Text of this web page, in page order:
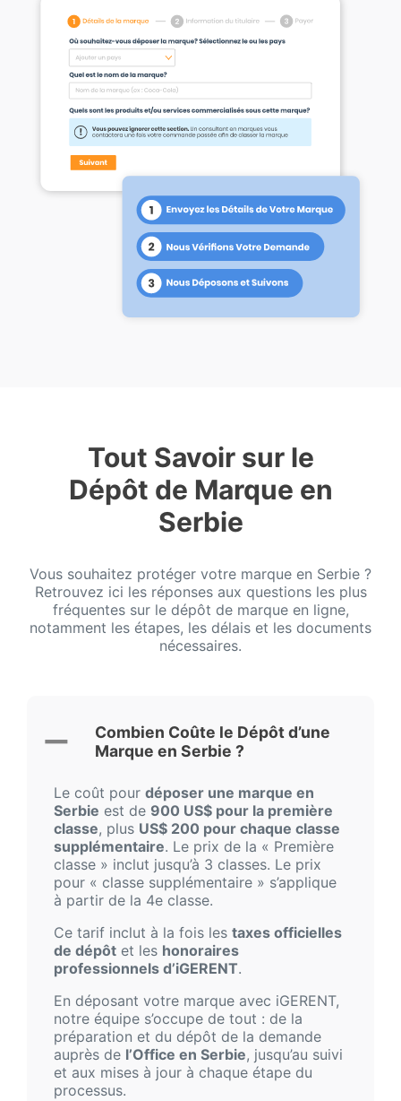
Tout Savoir sur le
Dépôt de Marque en
Serbie
Vous souhaitez protéger votre marque en Serbie ?
Retrouvez ici les réponses aux questions les plus
fréquentes sur le dépôt de marque en ligne,
notamment les étapes, les délais et les documents
nécessaires.
Combien Coûte le Dépôt d’une
Marque en Serbie ?
Le coût pour déposer une marque en
Serbie est de 900 US$ pour la première
classe, plus US$ 200 pour chaque classe
supplémentaire. Le prix de la « Première
classe » inclut jusqu’à 3 classes. Le prix
pour « classe supplémentaire » s’applique
à partir de la 4e classe.
Ce tarif inclut à la fois les taxes officielles
de dépôt et les honoraires
professionnels d’iGERENT.
En déposant votre marque avec iGERENT,
notre équipe s’occupe de tout : de la
préparation et du dépôt de la demande
auprès de l’Office en Serbie, jusqu’au suivi
et aux mises à jour à chaque étape du
processus.